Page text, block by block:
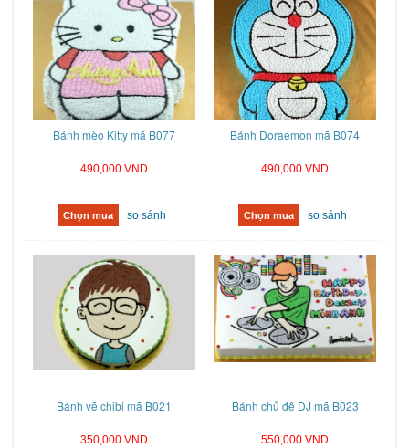
Bánh mèo Kitty mã B077
490,000 VND
Chọn mua so sánh
Bánh Doraemon mã B074
490,000 VND
Chọn mua so sánh
Bánh vẽ chibi mã B021
350,000 VND
Bánh chủ đề DJ mã B023
550,000 VND